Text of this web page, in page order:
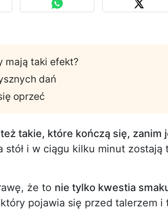
mają taki efekt?
dań
oprzeć
takie, które kończą się, zanim
stół i w ciągu kilku minut zostają
że to nie tylko kwestia
pojawia się przed talerzem